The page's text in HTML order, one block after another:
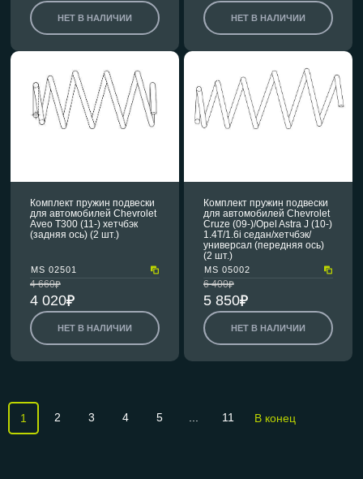
НЕТ В НАЛИЧИИ НЕТ В НАЛИЧИИ
Комплект пружин подвески
для автомобилей Chevrolet
Aveo T300 (11-) хетчбэк
(задняя ось) (2 шт.)
MS 02501
4 660
4 020
НЕТ В НАЛИЧИИ
Комплект пружин подвески
для автомобилей Chevrolet
Cruze (09-)/Opel Astra J (10-)
1.4T/1.6i седан/хетчбэк/
универсал (передняя ось)
(2 шт.)
MS 05002
6 400
5 850
НЕТ В НАЛИЧИИ
1 2 3 4 5 ... 11 В конец